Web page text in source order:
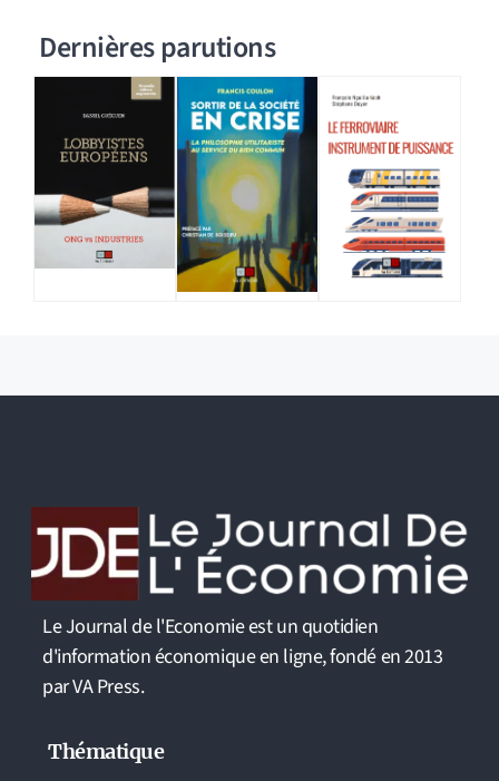
Dernières parutions
Le Journal de l'Economie est un quotidien
d'information économique en ligne, fondé en 2013
par VA Press.
Thématique